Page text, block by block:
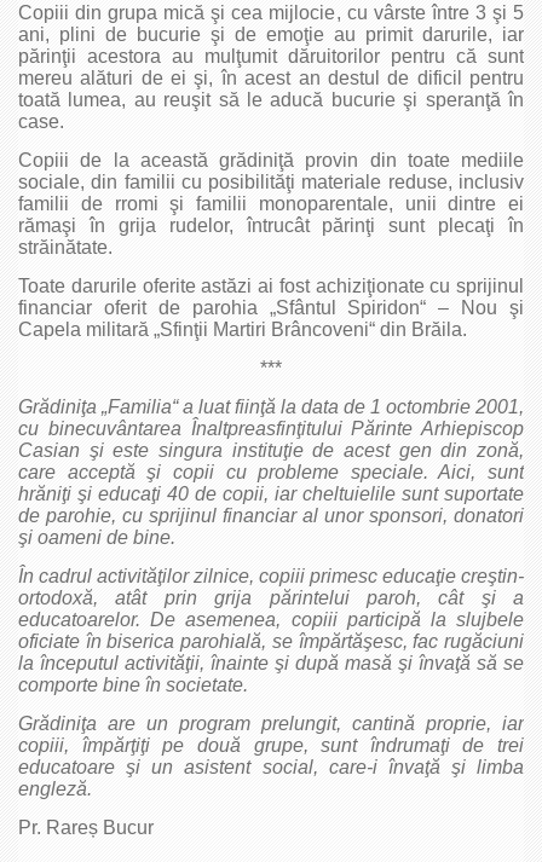
Copiii din grupa mică şi cea mijlocie, cu vârste între 3 şi 5
ani, plini de bucurie şi de emoţie au primit darurile, iar
părinţii acestora au mulţumit dăruitorilor pentru că sunt
mereu alături de ei şi, în acest an destul de dificil pentru
toată lumea, au reuşit să le aducă bucurie şi speranţă în
case.
Copiii de la această grădiniţă provin din toate mediile
sociale, din familii cu posibilităţi materiale reduse, inclusiv
familii de rromi şi familii monoparentale, unii dintre ei
rămaşi în grija rudelor, întrucât părinţi sunt plecaţi în
străinătate.
Toate darurile oferite astăzi ai fost achiziţionate cu sprijinul
financiar oferit de parohia „Sfântul Spiridon“ – Nou şi
Capela militară „Sfinţii Martiri Brâncoveni“ din Brăila.
***
Grădiniţa „Familia“ a luat fiinţă la data de 1 octombrie 2001,
cu binecuvântarea Înaltpreasfinţitului Părinte Arhiepiscop
Casian şi este singura instituţie de acest gen din zonă,
care acceptă şi copii cu probleme speciale. Aici, sunt
hrăniţi şi educaţi 40 de copii, iar cheltuielile sunt suportate
de parohie, cu sprijinul financiar al unor sponsori, donatori
şi oameni de bine.
În cadrul activităţilor zilnice, copiii primesc educaţie creştin-
ortodoxă, atât prin grija părintelui paroh, cât şi a
educatoarelor. De asemenea, copiii participă la slujbele
oficiate în biserica parohială, se împărtăşesc, fac rugăciuni
la începutul activităţii, înainte şi după masă şi învaţă să se
comporte bine în societate.
Grădiniţa are un program prelungit, cantină proprie, iar
copiii, împărţiţi pe două grupe, sunt îndrumaţi de trei
educatoare şi un asistent social, care-i învaţă şi limba
engleză.
Pr. Rareș Bucur